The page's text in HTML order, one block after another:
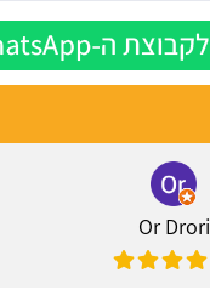
Or Drori